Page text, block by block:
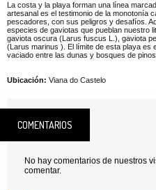
La costa y la playa forman una línea
artesanal es el testimonio de la monotonía
pescadores, con sus peligros y desafíos.
especies de gaviotas que pueblan nuestro
gaviota oscura (Larus fuscus L.), gaviota
(Larus marinus ). El límite de esta playa es
vaciado entre las dunas y bosques de
Ubicación: Viana do Castelo
COMENTARIOS
No hay comentarios de nuestros
comentar.